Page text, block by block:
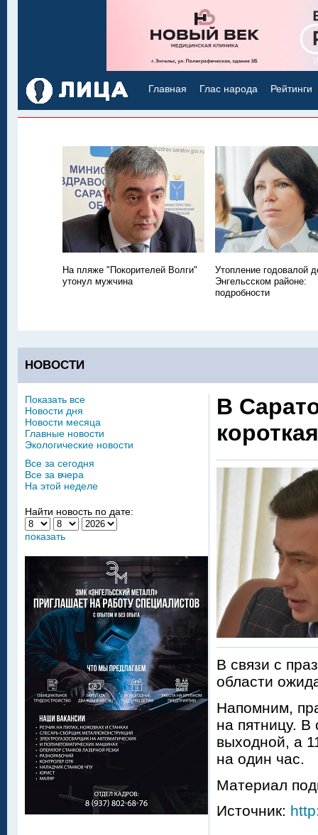
Главная Глас народа Рейтинги
На пляже "Покорителей Волги"
утонул мужчина
Утопление годовалой
Энгельсском районе:
подробности
НОВОСТИ
В
В связи с
области
Напомним,
на пятницу. В
выходной, а
на один час.
Материал
Источник:
Показать все
Новости дня
Новости месяца
Главные новости
Экологические новости
Все за сегодня
Все за вчера
На этой неделе
Найти новость по дате:
показать